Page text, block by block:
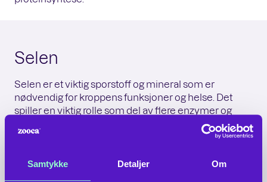
Samtykke Detaljer Om
Selen
Selen er et viktig sporstoff og mineral som er
nødvendig for kroppens funksjoner og helse. Det
spiller en viktig rolle som del av flere enzymer og
antioksidanter. Selen har flere viktige funksjoner og
bidrar for eksempel til
immunsystemets normale
stress.